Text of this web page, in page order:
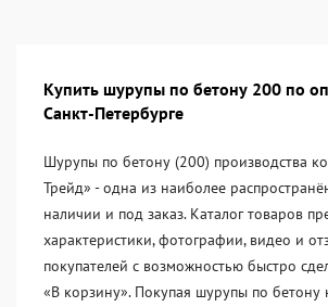
Купить шурупы по бетону 200 по
Санкт-Петербурге
Шурупы по бетону (200) производства
Трейд» - одна из наиболее
наличии и под заказ. Каталог товаров
характеристики, фотографии, видео и
покупателей с возможностью быстро
«В корзину». Покупая шурупы по бетону